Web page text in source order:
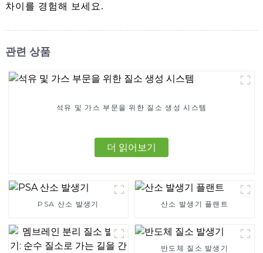
차이를 경험해 보세요.
관련 상품
석유 및 가스 부문을 위한 질소 생성 시스템
더 읽어보기
PSA 산소 발생기 산소 발생기 플랜트
반도체 질소 발생기